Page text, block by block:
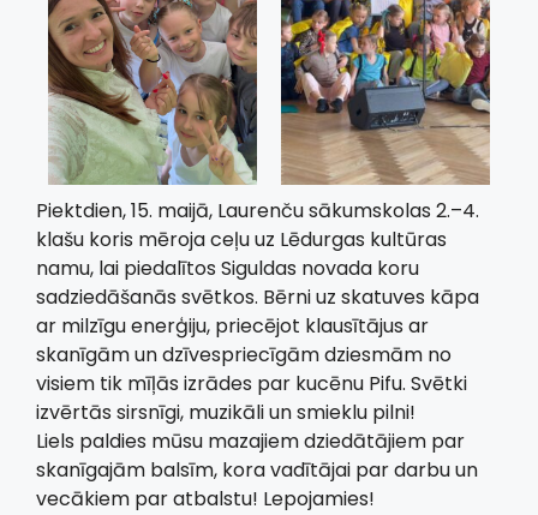
Piektdien, 15. maijā, Laurenču sākumskolas 2.–4.
klašu koris mēroja ceļu uz Lēdurgas kultūras
namu, lai piedalītos Siguldas novada koru
sadziedāšanās svētkos. Bērni uz skatuves kāpa
ar milzīgu enerģiju, priecējot klausītājus ar
skanīgām un dzīvespriecīgām dziesmām no
visiem tik mīļās izrādes par kucēnu Pifu. Svētki
izvērtās sirsnīgi, muzikāli un smieklu pilni!
Liels paldies mūsu mazajiem dziedātājiem par
skanīgajām balsīm, kora vadītājai par darbu un
vecākiem par atbalstu! Lepojamies!